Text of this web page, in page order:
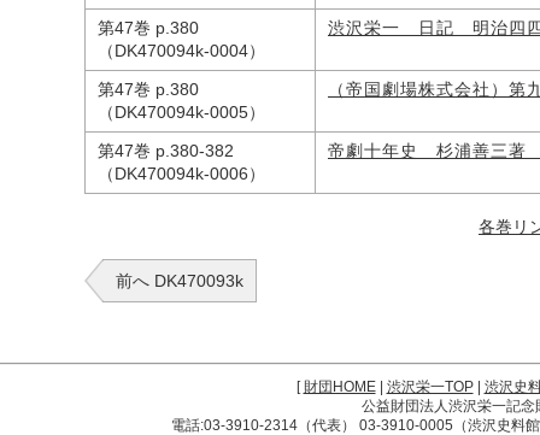
第47巻 p.380
（DK470094k-0004）
渋沢栄一 日記 明治四
第47巻 p.380
（DK470094k-0005）
（帝国劇場株式会社）
第47巻 p.380-382
（DK470094k-0006）
帝劇十年史 杉浦善三
各巻リ
前へ DK470093k
[財団HOME| 渋沢栄一TOP| 渋沢史
公益財団法人渋沢栄一記
電話:03-3910-2314（代表） 03-3910-0005（渋沢史料